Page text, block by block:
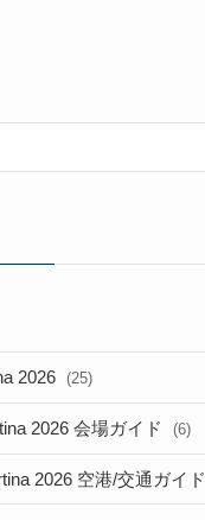
2026 (25)
2026 会場ガイド (6)
2026 空港/交通ガイド